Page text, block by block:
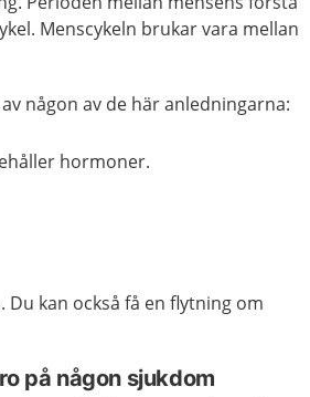
Menscykeln brukar vara mellan
någon av de här anledningarna:
hormoner.
kan också få en flytning om
på någon sjukdom